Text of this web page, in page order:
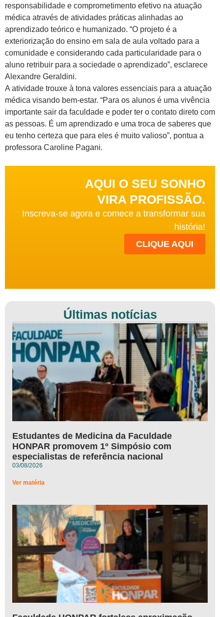
responsabilidade e comprometimento efetivo na atuação
médica através de atividades práticas alinhadas ao
aprendizado teórico e humanizado. “O projeto é a
exteriorização do ensino em sala de aula voltado para a
comunidade e considerando cada particularidade para o
aluno retribuir para a sociedade o aprendizado”, esclarece
Alexandre Geraldini.
A atividade trouxe à tona valores essenciais para a atuação
médica visando bem-estar. “Para os alunos é uma vivência
importante sair da faculdade e poder ter o contato direto com
as pessoas. É um aprendizado e uma troca de saberes que
eu tenho certeza que para eles é muito valioso”, pontua a
professora Caroline Pagani.
AQUI O SEU SONHO
VIRA PROFISSÃO.
Inscreva-se agora e comece a transformar sua
história!
CLIQUE AQUI
Últimas notícias
Estudantes de Medicina da Faculdade
HONPAR promovem 1º Simpósio com
especialistas de referência nacional
03/08/2026
Ver matéria